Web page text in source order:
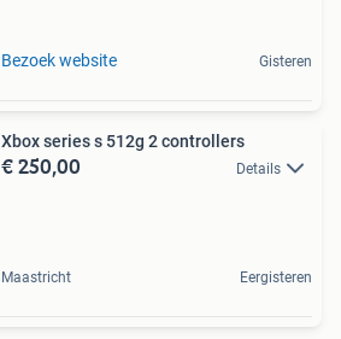
Bezoek website Gisteren
Xbox series s 512g 2 controllers
€ 250,00 Details
Maastricht Eergisteren